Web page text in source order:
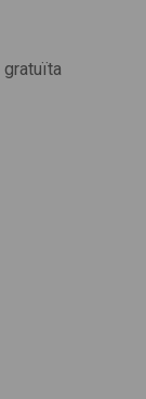
gratuïta